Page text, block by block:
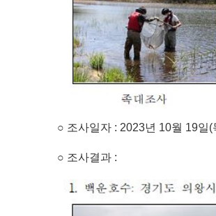
○ 조사일자 : 2023년 10월 19일(
○ 조사결과 :